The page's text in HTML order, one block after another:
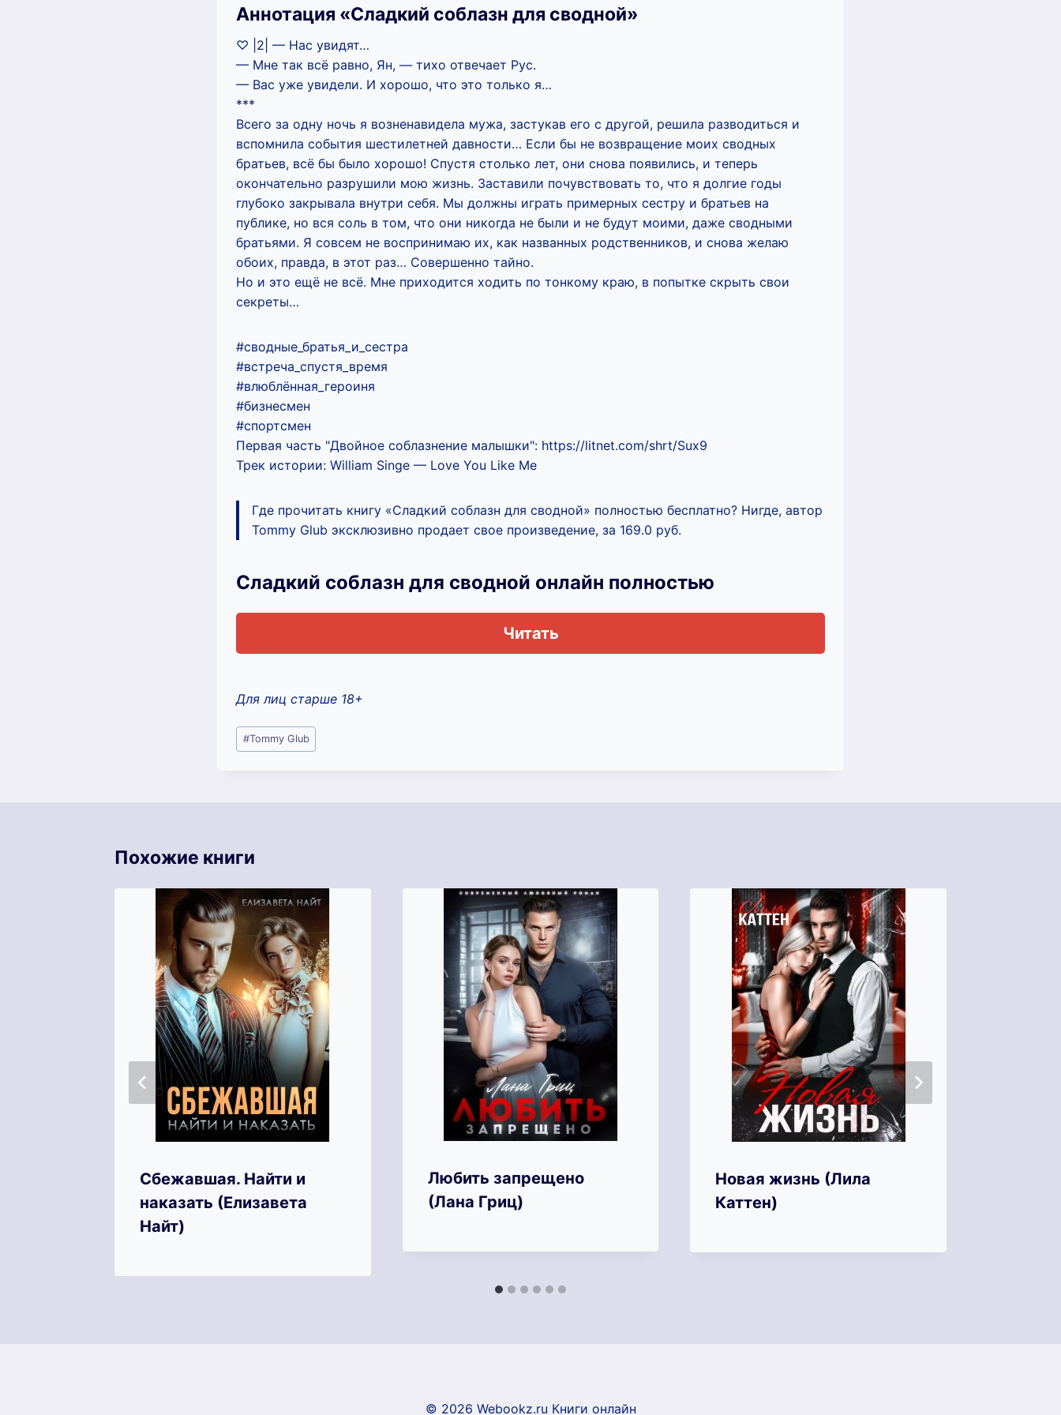
Аннотация «Сладкий соблазн для сводной»
♡ |2| — Нас увидят…
— Мне так всё равно, Ян, — тихо отвечает Рус.
— Вас уже увидели. И хорошо, что это только я…
***
Всего за одну ночь я возненавидела мужа, застукав его с другой, решила разводиться и
вспомнила события шестилетней давности… Если бы не возвращение моих сводных
братьев, всё бы было хорошо! Спустя столько лет, они снова появились, и теперь
окончательно разрушили мою жизнь. Заставили почувствовать то, что я долгие годы
глубоко закрывала внутри себя. Мы должны играть примерных сестру и братьев на
публике, но вся соль в том, что они никогда не были и не будут моими, даже сводными
братьями. Я совсем не воспринимаю их, как названных родственников, и снова желаю
обоих, правда, в этот раз… Совершенно тайно.
Но и это ещё не всё. Мне приходится ходить по тонкому краю, в попытке скрыть свои
секреты…
#сводные_братья_и_сестра
#встреча_спустя_время
#влюблённая_героиня
#бизнесмен
#спортсмен
Первая часть "Двойное соблазнение малышки": https://litnet.com/shrt/Sux9
Трек истории: William Singe — Love You Like Me
Где прочитать книгу «Сладкий соблазн для сводной» полностью бесплатно? Нигде, автор
Tommy Glub эксклюзивно продает свое произведение, за 169.0 руб.
Сладкий соблазн для сводной онлайн полностью
Читать
Для лиц старше 18+
Метки
записи:
#Tommy Glub
Похожие книги
Сбежавшая. Найти и
наказать (Елизавета
Найт)
Любить запрещено
(Лана Гриц)
Новая жизнь (Лила
Каттен)
© 2026 Webookz.ru Книги онлайн